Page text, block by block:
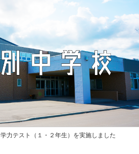
学力テスト（１・２年生）を実施しました